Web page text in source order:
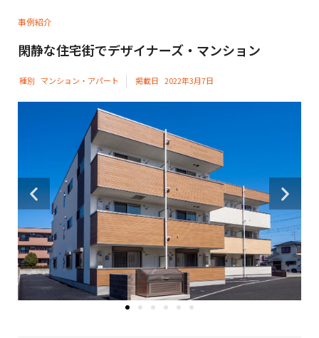
事例紹介
閑静な住宅街でデザイナーズ・マンション
種別 マンション・アパート 掲載日 2022年3月7日